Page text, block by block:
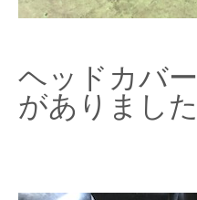
ヘッドカバ
がありまし